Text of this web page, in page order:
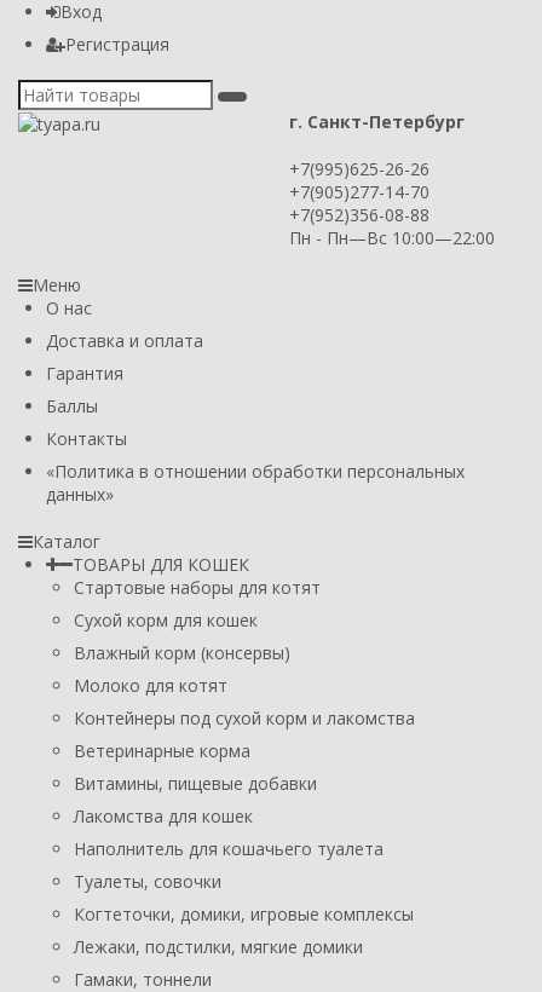
Вход
Регистрация
г. Санкт-Петербург
+7(995)625-26-26
+7(905)277-14-70
+7(952)356-08-88
Пн - Пн—Вс 10:00—22:00
Меню
О нас
Доставка и оплата
Гарантия
Баллы
Контакты
​«Политика в отношении обработки персональных
данных»
Каталог
ТОВАРЫ ДЛЯ КОШЕК
Стартовые наборы для котят
Сухой корм для кошек
Влажный корм (консервы)
Молоко для котят
Контейнеры под сухой корм и лакомства
Ветеринарные корма
Витамины, пищевые добавки
Лакомства для кошек
Наполнитель для кошачьего туалета
Туалеты, совочки
Когтеточки, домики, игровые комплексы
Лежаки, подстилки, мягкие домики
Гамаки, тоннели